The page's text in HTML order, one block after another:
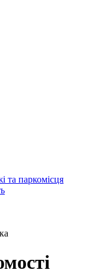
та паркомісця